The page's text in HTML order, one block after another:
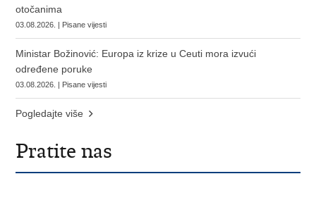
otočanima
03.08.2026. | Pisane vijesti
Ministar Božinović: Europa iz krize u Ceuti mora izvući
određene poruke
03.08.2026. | Pisane vijesti
Pogledajte više
Pratite nas